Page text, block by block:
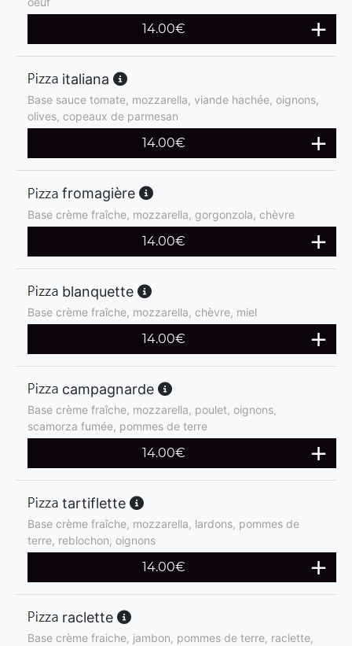
14.00€
italiana
Base sauce tomate, mozzarella, viande hachée, oignons,
olives, copeaux de parmesan
14.00€
fromagière
Base crème fraîche, mozzarella, gorgonzola, chèvre
14.00€
blanquette
Base crème fraîche, mozzarella, chèvre, miel
14.00€
campagnarde
Base crème fraîche, mozzarella, poulet, oignons,
scamorza fumée, pommes de terre
14.00€
tartiflette
Base crème fraîche, mozzarella, lardons, pommes de
terre, reblochon, oignons
14.00€
raclette
Base crème fraiche, jambon, pommes de terre, raclette,